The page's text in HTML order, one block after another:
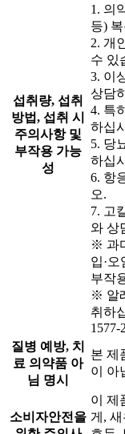
섭취량, 섭취
방법, 섭취 시
주의사항 및
부작용 가능
성
1. 의
등)
2. 개
수 있
3. 이
상담
4. 특
하십
5. 당
하십
6. 항
오.
7. 고
와 상
※ 과
입·
부작
※ 알
취하
1577-
질병 예방, 치
료 의약품 아
님 명시
본 제
이 아
소비자안전을
이 제
게,